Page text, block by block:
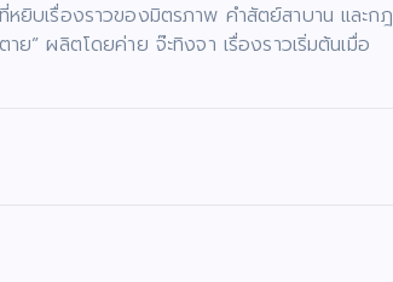
ยิบเรื่องราวของมิตรภาพ คำสัตย์สาบาน และกฎ
” ผลิตโดยค่าย จ๊ะทิงจา เรื่องราวเริ่มต้นเมื่อ